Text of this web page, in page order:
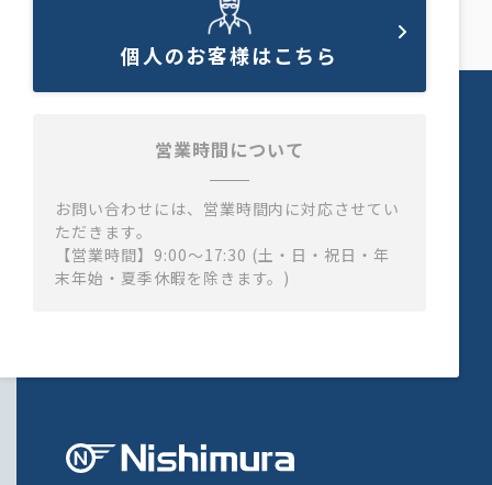
個人のお客様はこちら
営業時間について
お問い合わせには、営業時間内に対応させてい
ただきます。
【営業時間】9:00～17:30 (土・日・祝日・年
末年始・夏季休暇を除きます。)